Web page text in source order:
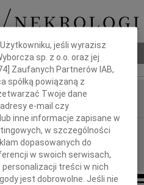
pogrzebowy
jeśli wyrazisz
sp. z o.o. oraz jej
] Zaufanych Partnerów IAB,
spółką powiązaną z
Twoje dane
e-mail czy
inne informacje zapisane w
w szczególności
dopasowanych do
w swoich serwisach,
personalizacji treści w nich
jest dobrowolne. Jeśli nie